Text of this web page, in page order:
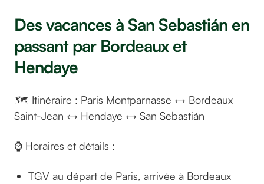
Des vacances à San Sebastián en
passant par Bordeaux et
Hendaye
🗺️ Itinéraire : Paris Montparnasse ↔️ Bordeaux
Saint-Jean ↔️ Hendaye ↔️ San Sebastián
⌚ Horaires et détails :
TGV au départ de Paris, arrivée à Bordeaux